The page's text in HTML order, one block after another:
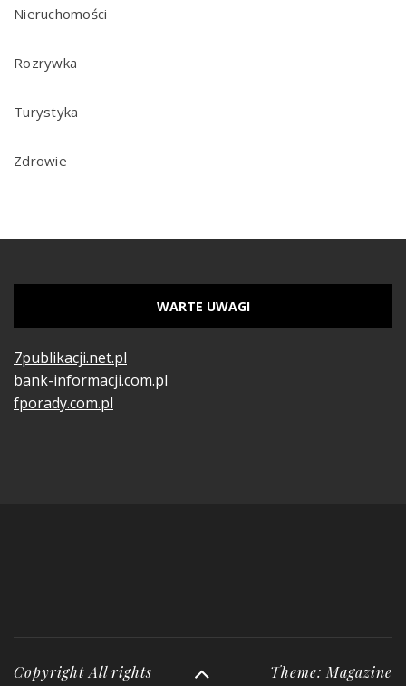
Nieruchomości
Rozrywka
Turystyka
Zdrowie
WARTE UWAGI
7publikacji.net.pl
bank-informacji.com.pl
fporady.com.pl
Copyright All rights
Theme: Magazine